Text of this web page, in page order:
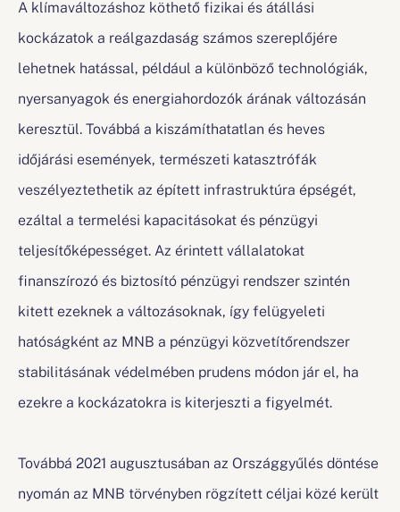
A klímaváltozáshoz köthető fizikai és átállási
kockázatok a reálgazdaság számos szereplőjére
lehetnek hatással, például a különböző technológiák,
nyersanyagok és energiahordozók árának változásán
keresztül. Továbbá a kiszámíthatatlan és heves
időjárási események, természeti katasztrófák
veszélyeztethetik az épített infrastruktúra épségét,
ezáltal a termelési kapacitásokat és pénzügyi
teljesítőképességet. Az érintett vállalatokat
finanszírozó és biztosító pénzügyi rendszer szintén
kitett ezeknek a változásoknak, így felügyeleti
hatóságként az MNB a pénzügyi közvetítőrendszer
stabilitásának védelmében prudens módon jár el, ha
ezekre a kockázatokra is kiterjeszti a figyelmét.
Továbbá 2021 augusztusában az Országgyűlés döntése
nyomán az MNB törvényben rögzített céljai közé került